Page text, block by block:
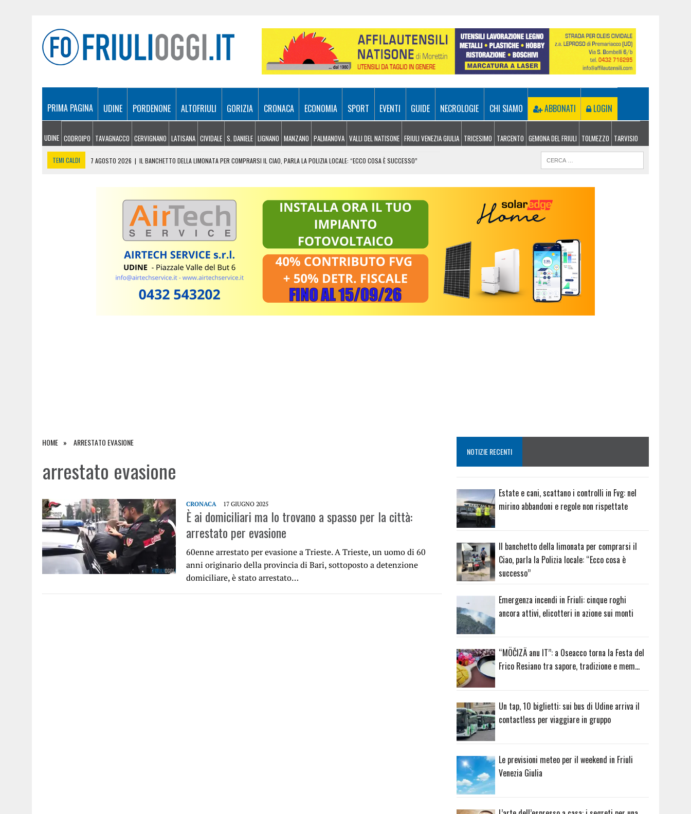
PRIMA PAGINA UDINE PORDENONE ALTOFRIULI GORIZIA CRONACA ECONOMIA SPORT EVENTI GUIDE NECROLOGIE CHI SIAMO ABBONATI LOGIN
UDINE CODROIPO TAVAGNACCO CERVIGNANO LATISANA CIVIDALE S. DANIELE LIGNANO MANZANO PALMANOVA VALLI DEL NATISONE FRIULI VENEZIA GIULIA TRICESIMO TARCENTO GEMONA DEL FRIULI TOLMEZZO TARVISIO
TEMI CALDI 7 AGOSTO 2026 | IL BANCHETTO DELLA LIMONATA PER COMPRARSI IL CIAO, PARLA LA POLIZIA LOCALE: “ECCO COSA È SUCCESSO”
UN TAP, 10 BIGLIETTI: SUI BUS DI UDINE ARRIVA IL CONTACTLESS PER VIAGGIARE IN GRUPPO
ESTATE E CANI, SCATTANO I CONTROLLI IN FVG: NEL MIRINO ABBANDONI E REGOLE NON RISPETTATE
HOME ARRESTATO EVASIONE
arrestato evasione
CRONACA 17 GIUGNO 2025
È ai domiciliari ma lo trovano a spasso per la città:
arrestato per evasione
60enne arrestato per evasione a Trieste. A Trieste, un uomo di 60
anni originario della provincia di Bari, sottoposto a detenzione
domiciliare, è stato arrestato…
NOTIZIE RECENTI
Estate e cani, scattano i controlli in Fvg: nel
mirino abbandoni e regole non rispettate
Il banchetto della limonata per comprarsi il
Ciao, parla la Polizia locale: “Ecco cosa è
successo”
Emergenza incendi in Friuli: cinque roghi
ancora attivi, elicotteri in azione sui monti
“MÖČIZÄ anu IT”: a Oseacco torna la Festa del
Frico Resiano tra sapore, tradizione e mem…
Un tap, 10 biglietti: sui bus di Udine arriva il
contactless per viaggiare in gruppo
Le previsioni meteo per il weekend in Friuli
Venezia Giulia